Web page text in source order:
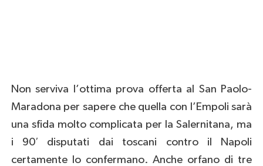
Non serviva l’ottima prova offerta al San Paolo-
Maradona per sapere che quella con l’Empoli sarà
una sfida molto complicata per la Salernitana, ma
i 90′ disputati dai toscani contro il Napoli
certamente lo confermano. Anche orfano di tre